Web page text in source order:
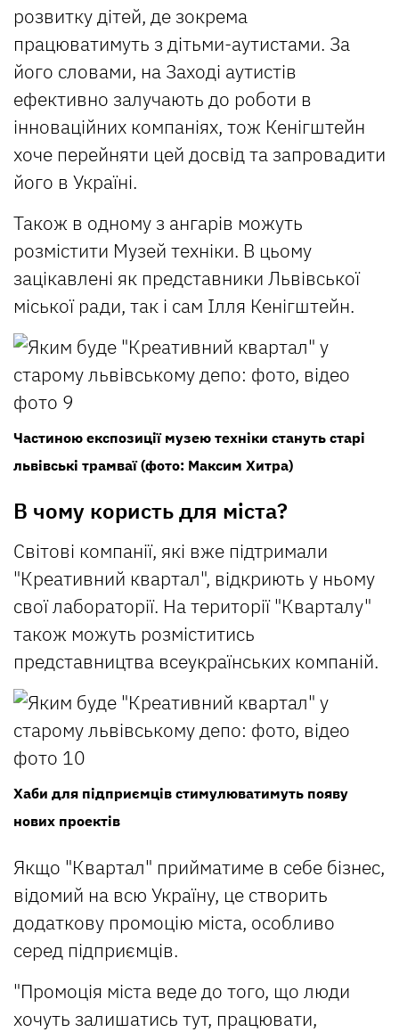
розвитку дітей, де зокрема
працюватимуть з дітьми-аутистами. За
його словами, на Заході аутистів
ефективно залучають до роботи в
інноваційних компаніях, тож Кенігштейн
хоче перейняти цей досвід та запровадити
його в Україні.
Також в одному з ангарів можуть
розмістити Музей техніки. В цьому
зацікавлені як представники Львівської
міської ради, так і сам Ілля Кенігштейн.
Частиною експозиції музею техніки стануть старі
львівські трамваї (фото: Максим Хитра)
В чому користь для міста?
Світові компанії, які вже підтримали
"Креативний квартал", відкриють у ньому
свої лабораторії. На території "Кварталу"
також можуть розміститись
представництва всеукраїнських компаній.
Хаби для підприємців стимулюватимуть появу
нових проектів
Якщо "Квартал" прийматиме в себе бізнес,
відомий на всю Україну, це створить
додаткову промоцію міста, особливо
серед підприємців.
"Промоція міста веде до того, що люди
хочуть залишатись тут, працювати,